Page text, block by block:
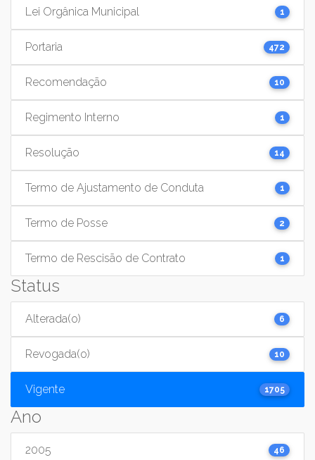
Lei Orgânica Municipal 1
Portaria 472
Recomendação 10
Regimento Interno 1
Resolução 14
Termo de Ajustamento de Conduta 1
Termo de Posse 2
Termo de Rescisão de Contrato 1
Status
Alterada(o) 6
Revogada(o) 10
Vigente 1705
Ano
2005 46